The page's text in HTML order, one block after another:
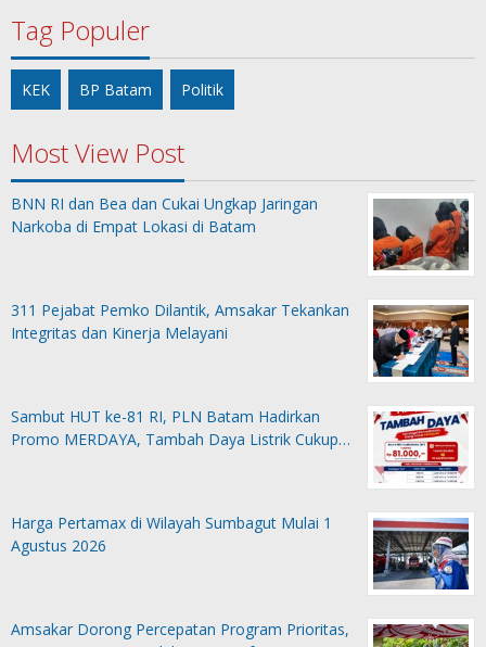
Tag Populer
KEK BP Batam Politik
Most View Post
BNN RI dan Bea dan Cukai Ungkap Jaringan
Narkoba di Empat Lokasi di Batam
311 Pejabat Pemko Dilantik, Amsakar Tekankan
Integritas dan Kinerja Melayani
Sambut HUT ke-81 RI, PLN Batam Hadirkan
Promo MERDAYA, Tambah Daya Listrik Cukup…
Harga Pertamax di Wilayah Sumbagut Mulai 1
Agustus 2026
Amsakar Dorong Percepatan Program Prioritas,